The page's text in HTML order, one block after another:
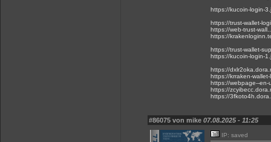
https://kucoin-login-
https://trust-wallet-
https://web-trust-
https://
https://trust-wallet-
https://kucoin-login-
https://
https://krraken-
https://webpage--en-
https://
https://
#86075 von mike 07.08.2025 - 11:25
IP: saved